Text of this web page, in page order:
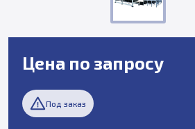
Цена по запросу
Под заказ